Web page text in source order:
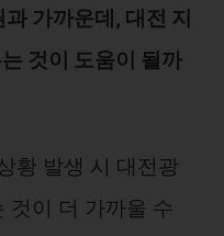
가까운데, 대전 지
것이 도움이 될까
황 발생 시 대전광
것이 더 가까울 수